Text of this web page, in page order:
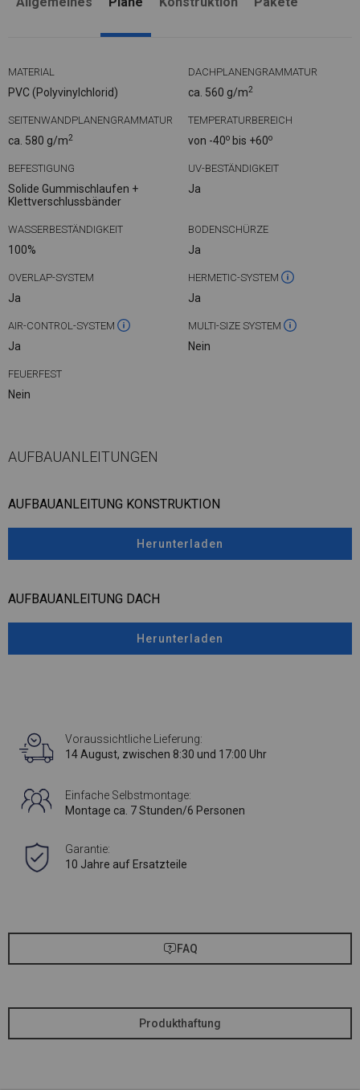
MATERIAL
PVC (Polyvinylchlorid)
DACHPLANENGRAMMATUR
ca. 560 g/m2
SEITENWANDPLANENGRAMMATUR
ca. 580 g/m2
TEMPERATURBEREICH
von -40o bis +60o
BEFESTIGUNG
Solide Gummischlaufen +
Klettverschlussbänder
UV-BESTÄNDIGKEIT
Ja
WASSERBESTÄNDIGKEIT
100%
BODENSCHÜRZE
Ja
OVERLAP-SYSTEM
Ja
HERMETIC-SYSTEM
Ja
AIR-CONTROL-SYSTEM
Ja
MULTI-SIZE SYSTEM
Nein
FEUERFEST
Nein
AUFBAUANLEITUNGEN
AUFBAUANLEITUNG KONSTRUKTION
Herunterladen
AUFBAUANLEITUNG DACH
Herunterladen
Voraussichtliche Lieferung:
14 August, zwischen 8:30 und 17:00 Uhr
Einfache Selbstmontage:
Montage ca. 7 Stunden/6 Personen
Garantie:
10 Jahre auf Ersatzteile
FAQ
Produkthaftung